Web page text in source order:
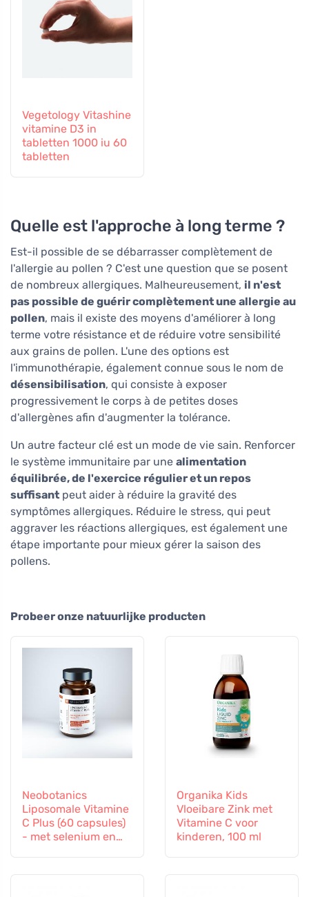
Vegetology Vitashine
vitamine D3 in
tabletten 1000 iu 60
tabletten
Quelle est l'approche à long terme ?
Est-il possible de se débarrasser complètement de
l'allergie au pollen ? C'est une question que se posent
de nombreux allergiques. Malheureusement, il n'est
pas possible de guérir complètement une allergie au
pollen, mais il existe des moyens d'améliorer à long
terme votre résistance et de réduire votre sensibilité
aux grains de pollen. L'une des options est
l'immunothérapie, également connue sous le nom de
désensibilisation, qui consiste à exposer
progressivement le corps à de petites doses
d'allergènes afin d'augmenter la tolérance.
Un autre facteur clé est un mode de vie sain. Renforcer
le système immunitaire par une alimentation
équilibrée, de l'exercice régulier et un repos
suffisant peut aider à réduire la gravité des
symptômes allergiques. Réduire le stress, qui peut
aggraver les réactions allergiques, est également une
étape importante pour mieux gérer la saison des
pollens.
Probeer onze natuurlijke producten
Neobotanics
Liposomale Vitamine
C Plus (60 capsules)
- met selenium en
Organika Kids
Vloeibare Zink met
Vitamine C voor
kinderen, 100 ml